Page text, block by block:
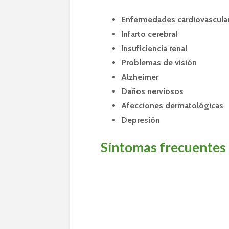
Enfermedades
Infarto cerebral
Insuficiencia renal
Problemas de visión
Alzheimer
Daños nerviosos
Afecciones dermatológicas
Depresión
Síntomas frecuentes